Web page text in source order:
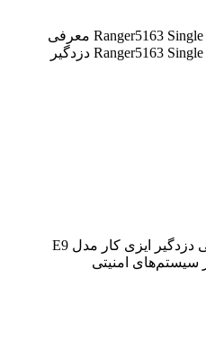
دزدگیر خودرو استیل میت مدل Ranger5163 Single معرفی
دزدگیر خودرو استیل میت مدل Ranger5163 Single دزدگیر
دزدگیر ایزی کار مدل E9 معرفی دزدگیر ایزی کار مدل E9